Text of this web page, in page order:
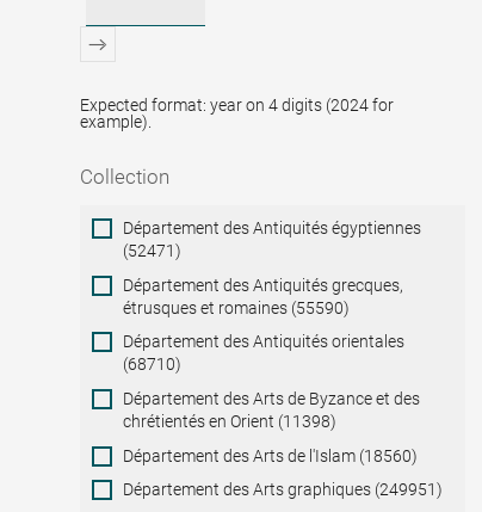
Expected format: year on 4 digits (2024 for
example).
Collection
Collection
Département des Antiquités égyptiennes
(52471)
Département des Antiquités grecques,
étrusques et romaines (55590)
Département des Antiquités orientales
(68710)
Département des Arts de Byzance et des
chrétientés en Orient (11398)
Département des Arts de l'Islam (18560)
Département des Arts graphiques (249951)